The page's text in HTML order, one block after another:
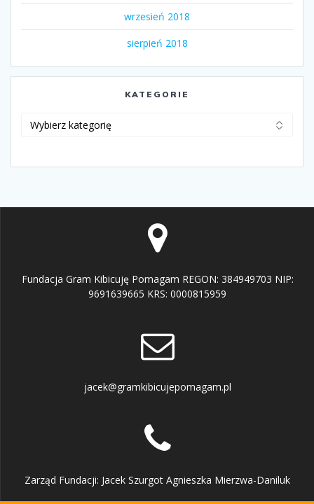
wrzesień 2018
sierpień 2018
KATEGORIE
Fundacja Gram Kibicuję Pomagam REGON: 384949703 NIP:
9691639665 KRS: 0000815959
jacek@gramkibicujepomagam.pl
Zarząd Fundacji: Jacek Szurgot Agnieszka Mierzwa-Daniluk